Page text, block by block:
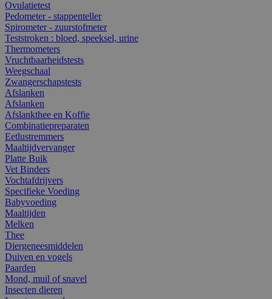
Ovulatietest
Pedometer - stappenteller
Spirometer - zuurstofmeter
Teststroken : bloed, speeksel, urine
Thermometers
Vruchtbaarheidstests
Weegschaal
Zwangerschapstests
Afslanken
Afslanken
Afslankthee en Koffie
Combinatiepreparaten
Eetlustremmers
Maaltijdvervanger
Platte Buik
Vet Binders
Vochtafdrijvers
Specifieke Voeding
Babyvoeding
Maaltijden
Melken
Thee
Diergeneesmiddelen
Duiven en vogels
Paarden
Mond, muil of snavel
Insecten dieren